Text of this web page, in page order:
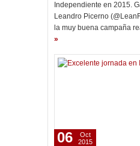
Independiente en 2015.
Leandro Picerno
la muy buena campaña
»
06
Oct
2015